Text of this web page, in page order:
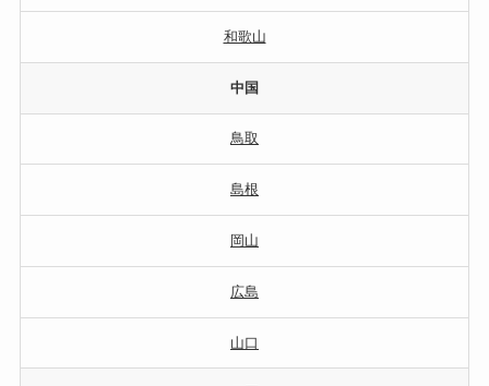
和歌山
中国
鳥取
島根
岡山
広島
山口